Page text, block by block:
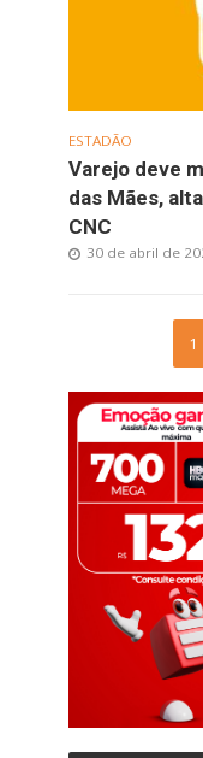
ESTADÃO
Varejo deve
das Mães,
CNC
30 de abril de
1